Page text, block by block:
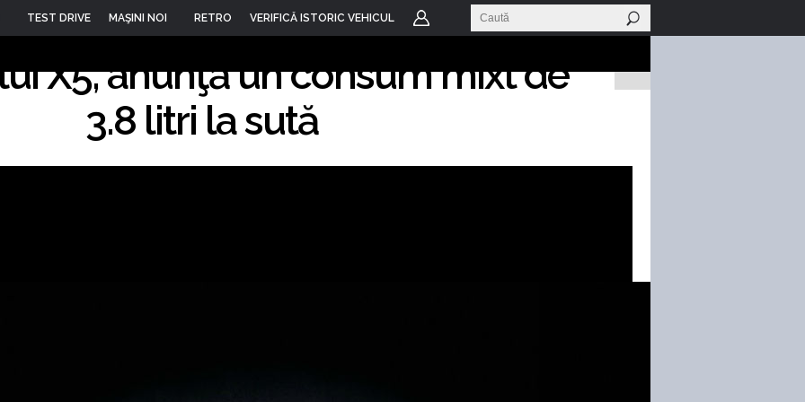
TEST DRIVE MAŞINI NOI RETRO VERIFICĂ ISTORIC VEHICUL
eDrive, versiunea hibridă
X5, anunţă un consum mixt de
3.8 litri la sută